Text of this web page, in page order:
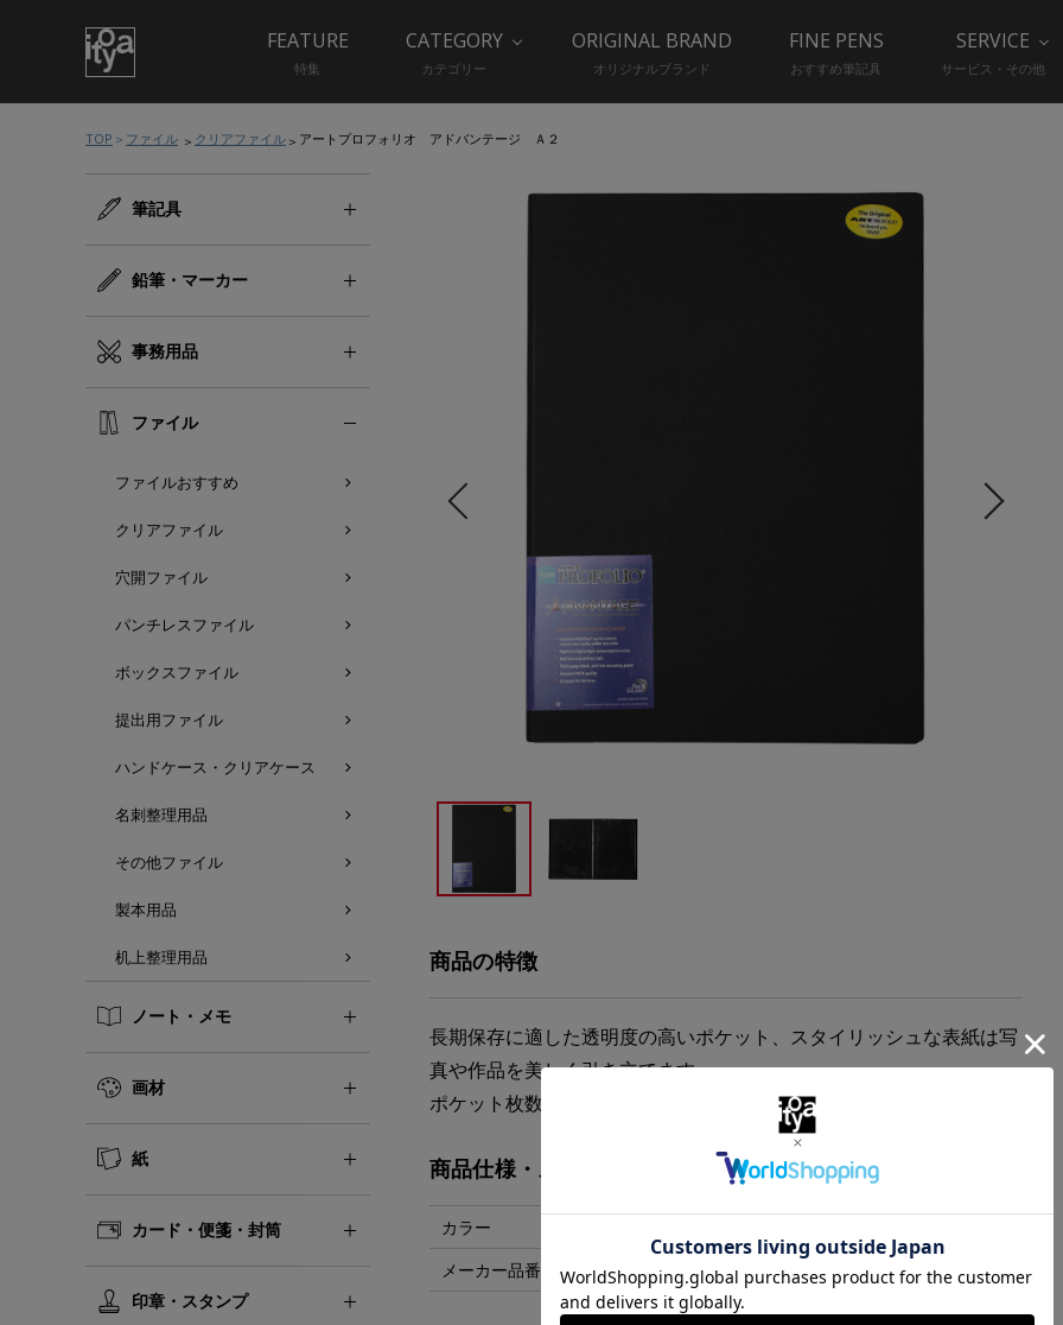
FEATURE
特集
CATEGORY
カテゴリー
ORIGINAL BRAND
オリジナルブランド
FINE PENS
おすすめ筆記具
SERVICE
サービス・その他
TOP ファイル クリアファイル アートプロフォリオ アドバンテージ Ａ２
筆記具
鉛筆・マーカー
事務用品
ファイル
ファイルおすすめ
クリアファイル
穴開ファイル
パンチレスファイル
ボックスファイル
提出用ファイル
ハンドケース・クリアケース
名刺整理用品
その他ファイル
製本用品
机上整理用品
ノート・メモ
画材
紙
カード・便箋・封筒
印章・スタンプ
商品の特徴
長期保存に適した透明度の高いポケット、スタイリッシュな表紙は写
真や作品を美しく引き立てます。
ポケット枚数：２４枚（４８ページ）。
商品仕様・スペック
カラー
メーカー品番
AD24-A2